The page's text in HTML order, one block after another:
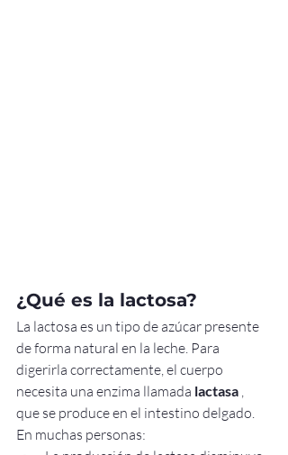
¿Qué es la lactosa?
La lactosa es un tipo de azúcar presente
de forma natural en la leche. Para
digerirla correctamente, el cuerpo
necesita una enzima llamada lactasa ,
que se produce en el intestino delgado.
En muchas personas: